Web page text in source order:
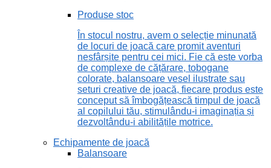
Produse stoc
În stocul nostru, avem o selecție minunată
de locuri de joacă care promit aventuri
nesfârșite pentru cei mici. Fie că este vorba
de complexe de cățărare, tobogane
colorate, balansoare vesel ilustrate sau
seturi creative de joacă, fiecare produs este
conceput să îmbogățească timpul de joacă
al copilului tău, stimulându-i imaginația și
dezvoltându-i abilitățile motrice.
Echipamente de joacă
Balansoare